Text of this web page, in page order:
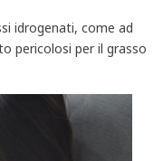
idrogenati, come ad
pericolosi per il grasso